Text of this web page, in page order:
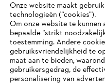
Onze website maakt
technologieën (“cookies”).
Om onze website te kunnen
bepaalde “strikt
toestemming. Andere
gebruiksvriendelijkheid te
maat aan te bieden,
gebruikersgedrag, de
personalisering van